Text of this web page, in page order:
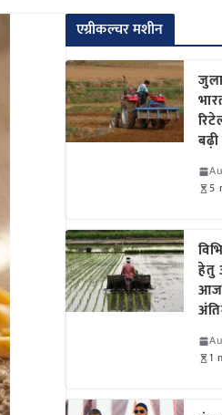
एग्रीकल्चर मशीन
बढ़ी
5
हेतु
आज
1